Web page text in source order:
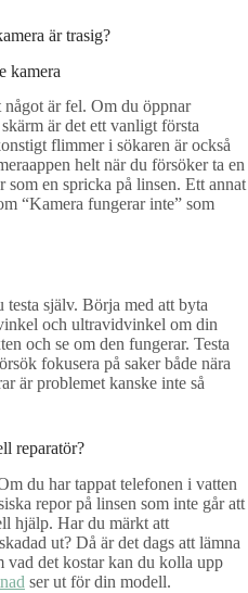
är trasig?
kamera
är fel. Om du öppnar
är det ett vanligt första
flimmer i sökaren är också
helt när du försöker ta en
en spricka på linsen. Ett annat
“Kamera fungerar inte” som
själv. Börja med att byta
och ultravidvinkel om din
och se om den fungerar. Testa
fokusera på saker både nära
är problemet kanske inte så
reparatör?
du har tappat telefonen i vatten
repor på linsen som inte går att
hjälp. Har du märkt att
ut? Då är det dags att lämna
vad det kostar kan du kolla upp
ser ut för din modell.